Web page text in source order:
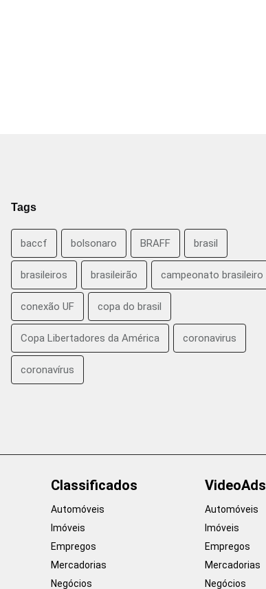
Tags
baccf bolsonaro BRAFF brasil
brasileiros brasileirão campeonato brasileiro
conexão UF copa do brasil
Copa Libertadores da América coronavirus
coronavírus
Classificados
Automóveis
Imóveis
Empregos
Mercadorias
Negócios
VideoAds
Automóveis
Imóveis
Empregos
Mercadorias
Negócios